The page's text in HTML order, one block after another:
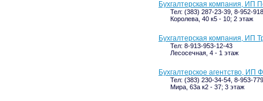
Бухгалтерская компания, ИП
Тел: (383) 287-23-39, 8-952-
Королева, 40 к5 - 10; 2 этаж
Бухгалтерская компания, ИП
Тел: 8-913-953-12-43
Лесосечная, 4 - 1 этаж
Бухгалтерское агентство, ИП
Тел: (383) 230-34-54, 8-953-
Мира, 63а к2 - 37; 3 этаж